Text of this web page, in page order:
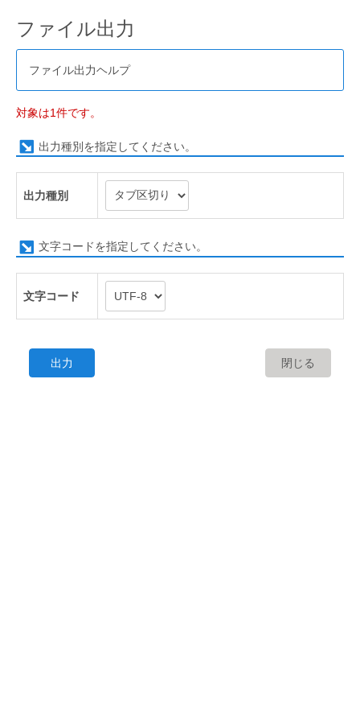
ファイル出力
ファイル出力ヘルプ
対象は1件です。
出力種別を指定してください。
出力種別
文字コードを指定してください。
文字コード